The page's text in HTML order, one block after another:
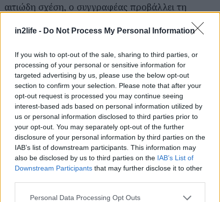
in2life - Do Not Process My Personal Information
If you wish to opt-out of the sale, sharing to third parties, or
processing of your personal or sensitive information for
targeted advertising by us, please use the below opt-out
section to confirm your selection. Please note that after your
opt-out request is processed you may continue seeing
interest-based ads based on personal information utilized by
us or personal information disclosed to third parties prior to
your opt-out. You may separately opt-out of the further
disclosure of your personal information by third parties on the
IAB’s list of downstream participants. This information may
also be disclosed by us to third parties on the IAB’s List of
Downstream Participants that may further disclose it to other
Please note that this website/app uses one or more Google
Personal Data Processing Opt Outs
αιτιώδη σχέση, ο συγγραφέας προβάλλει τη
διαισθητική σύναψη των δύο γεγονότων μέσα στο
πλαίσιο της ζωής και των άρρητων δεσμών που τη
αφηγητής αναλογίζεται αν όλα αυτά είναι κρίκοι
σε μια αλυσίδα λογικης αλληλουχίας, που
στιγμάτισαν τη ζωή του. Τοκακό υπάρχει γύρω
μας, επηρεάζει άμεσα ή έμμεσα την πορεία
της, η θεωρία του χάους δεν είναι τόσο
μακρινή όσο ακούγεται…Βέβαια, δεν είναι τόσο
πειστικός, αλλά συναισθηματικά με άγγιξε και με
έβαλε στη (ψυχολογική) λογική όλου του έργου.
Ο blogger Πατριάρχης Φώτιος